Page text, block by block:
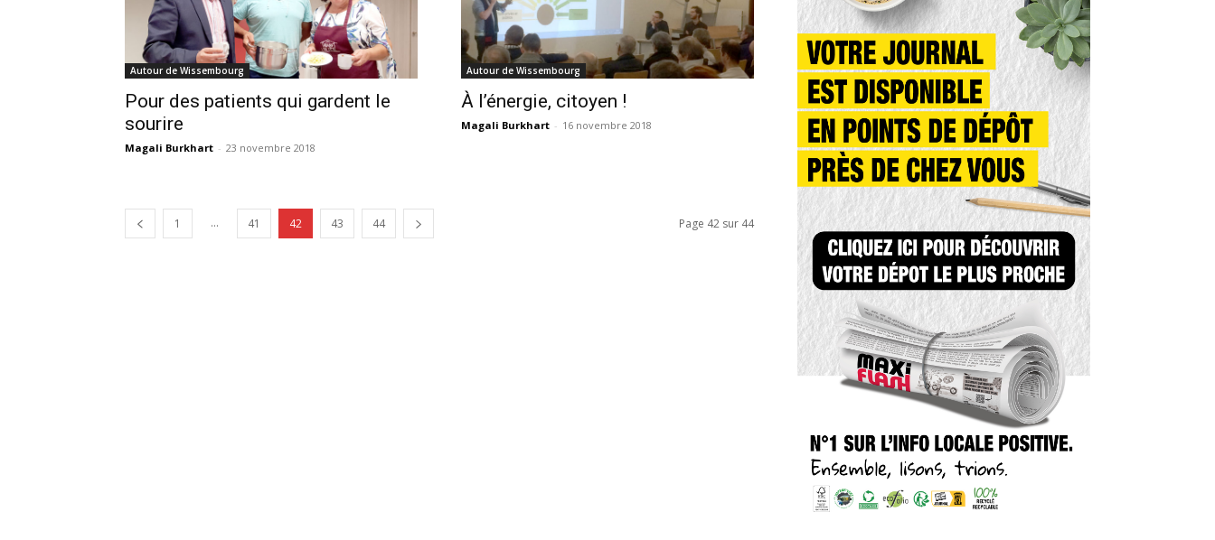
Autour de Wissembourg
Pour des patients qui gardent le
sourire
Magali Burkhart - 23 novembre 2018
Autour de Wissembourg
À l’énergie, citoyen !
Magali Burkhart - 16 novembre 2018
1 ... 41 42 43 44 Page 42 sur 44